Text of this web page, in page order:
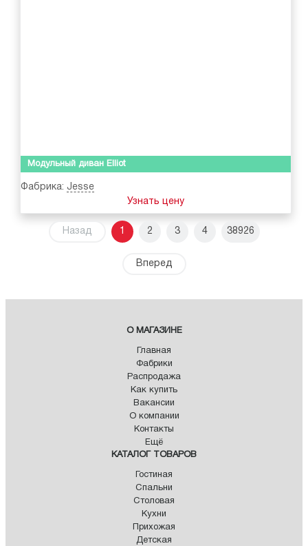
Модульный диван Elliot
Фабрика: Jesse
Узнать цену
Назад 1 2 3 4 38926
Вперед
О МАГАЗИНЕ
Главная
Фабрики
Распродажа
Как купить
Вакансии
О компании
Контакты
Ещё
КАТАЛОГ ТОВАРОВ
Гостиная
Спальни
Столовая
Кухни
Прихожая
Детская